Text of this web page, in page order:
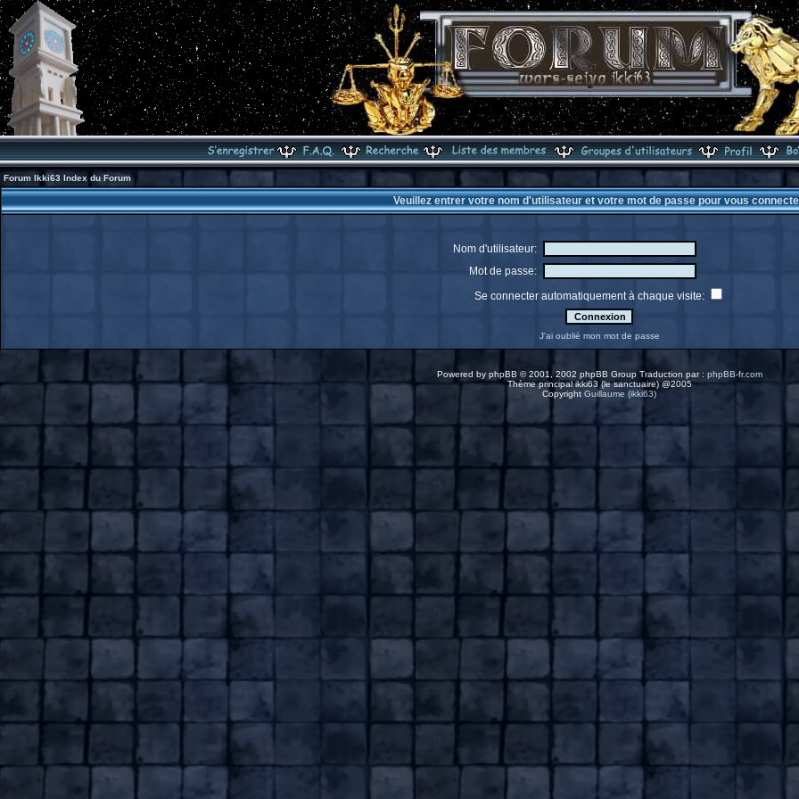
Forum Ikki63 Index du Forum
Veuillez entrer votre nom d'utilisateur et votre mot de passe pour vous
Nom d'utilisateur:
Mot de passe:
Se connecter automatiquement à chaque visite:
J'ai oublié mon mot de passe
Powered by phpBB © 2001, 2002 phpBB Group Traduction par : phpBB-fr.com
Thème principal ikki63 (le sanctuaire) @2005
Copyright Guillaume (ikki63)